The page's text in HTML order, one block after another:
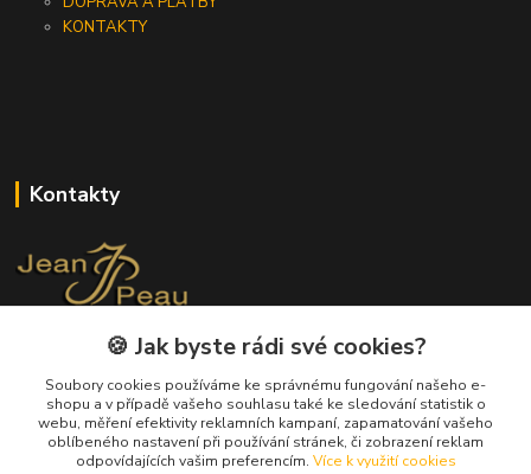
KONTAKTY
Kontakty
+420 733 562 259
info@jeanpeau.cz
🍪 Jak byste rádi své cookies?
Soubory cookies používáme ke správnému fungování našeho e-
shopu a v případě vašeho souhlasu také ke sledování statistik o
webu, měření efektivity reklamních kampaní, zapamatování vašeho
oblíbeného nastavení při používání stránek, či zobrazení reklam
odpovídajících vašim preferencím. Více k využití cookies